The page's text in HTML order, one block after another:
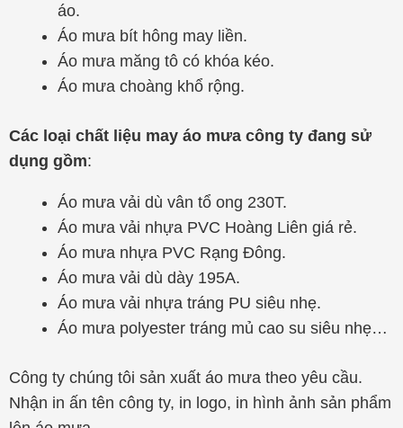
áo.
Áo mưa bít hông may liền.
Áo mưa măng tô có khóa kéo.
Áo mưa choàng khổ rộng.
Các loại chất liệu may áo mưa công ty đang sử
dụng gồm:
Áo mưa vải dù vân tổ ong 230T.
Áo mưa vải nhựa PVC Hoàng Liên giá rẻ.
Áo mưa nhựa PVC Rạng Đông.
Áo mưa vải dù dày 195A.
Áo mưa vải nhựa tráng PU siêu nhẹ.
Áo mưa polyester tráng mủ cao su siêu nhẹ…
Công ty chúng tôi sản xuất áo mưa theo yêu cầu.
Nhận in ấn tên công ty, in logo, in hình ảnh sản phẩm